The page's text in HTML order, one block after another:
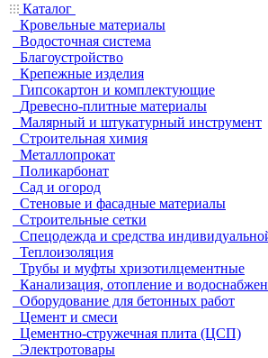
Каталог
Кровельные материалы
Водосточная система
Благоустройство
Крепежные изделия
Гипсокартон и комплектующие
Древесно-плитные материалы
Малярный и штукатурный инструмент
Строительная химия
Металлопрокат
Поликарбонат
Сад и огород
Стеновые и фасадные материалы
Строительные сетки
Спецодежда и средства
Теплоизоляция
Трубы и муфты хризотилцементные
Канализация, отопление и
Оборудование для бетонных работ
Цемент и смеси
Цементно-стружечная плита (ЦСП)
Электротовары